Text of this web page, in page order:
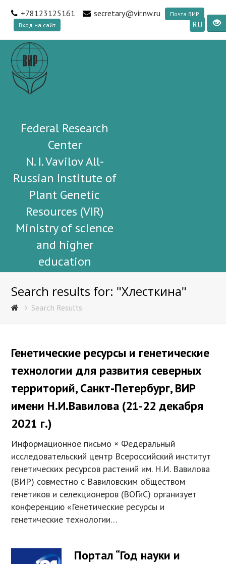
+78123125161 secretary@vir.nw.ru
Почта ВИР
Вход на сайт
RU
Federal Research
Center
N. I. Vavilov All-
Russian Institute of
Plant Genetic
Resources (VIR)
Ministry of science
and higher
education
Search results for: "Хлесткина"
Search Results
Генетические ресурсы и генетические
технологии для развития северных
территорий, Санкт-Петербург, ВИР
имени Н.И.Вавилова (21-22 декабря
2021 г.)
Информационное письмо × Федеральный
исследовательский центр Всероссийский институт
генетических ресурсов растений им. Н.И. Вавилова
(ВИР) совместно c Вавиловским обществом
генетиков и селекционеров (ВОГиС) организует
конференцию «Генетические ресурсы и
генетические технологии…
Портал “Год науки и